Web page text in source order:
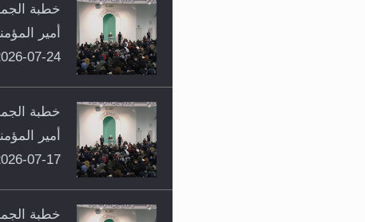
خطبة
أمير
24-07-2026
خطبة
أمير
17-07-2026
خطبة